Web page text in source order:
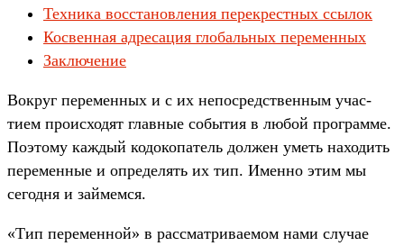
Техника восстановления перекрестных ссылок
Косвенная адресация глобальных переменных
Заключение
Вок­руг перемен­ных и с их непос­редс­твен­ным учас­
тием про­исхо­дят глав­ные события в любой прог­рамме.
Поэто­му каж­дый кодоко­патель дол­жен уметь находить
перемен­ные и опре­делять их тип. Имен­но этим мы
сегод­ня и зай­мем­ся.
«Тип перемен­ной» в рас­смат­рива­емом нами слу­чае